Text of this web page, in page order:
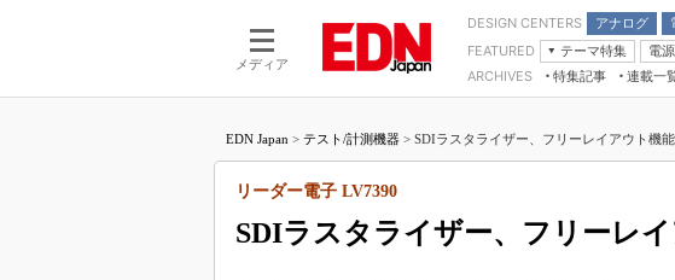
メディア
DESIGN CENTERS アナログ
モーターLSI
受動部品
FEATURED
テーマ特集
つながるクルマ
エレクトロニクス入門
電
モーター入門
ARCHIVES 特集記事
連載一
マイクロプロセッサ懐古録
用講座
たった2つの式で始めるDC/DCコン
バーターの設計
電子ブックレット
EDN Japan > テスト/計測機器 > SDIラスタライザー、フリーレイアウト機能
SDIラスタライザー、フリーレ
リーダー電子 LV7390